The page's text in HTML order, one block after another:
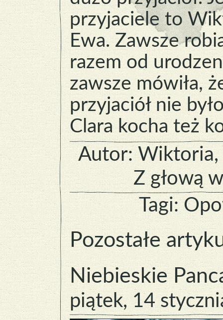
przyjaciele to
Ewa. Zawsze
razem od
zawsze mówiła,
przyjaciół nie
Clara kocha też
Autor:Wiktoria
Z głową
Tagi:
Pozostałe
Niebieskie
piątek, 14